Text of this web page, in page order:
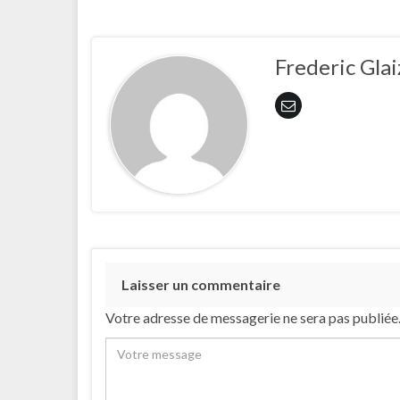
Frederic
Laisser un commentaire
Votre adresse de messagerie ne sera pas publiée.